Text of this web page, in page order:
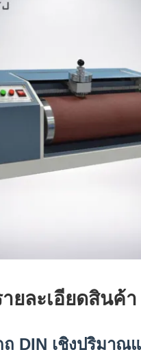
ายละเอียดสินค้า
ถู DIN เชิงปริมา